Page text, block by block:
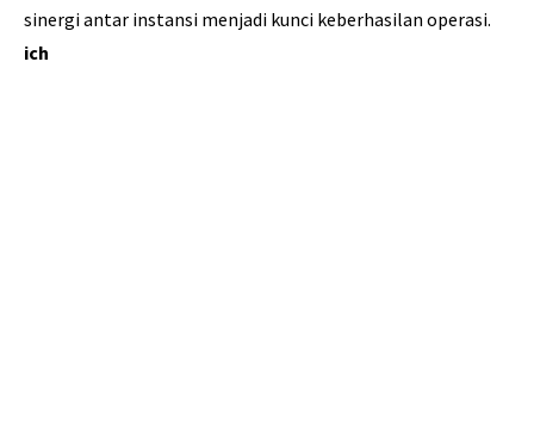
sinergi antar instansi menjadi kunci keberhasilan operasi.
ich